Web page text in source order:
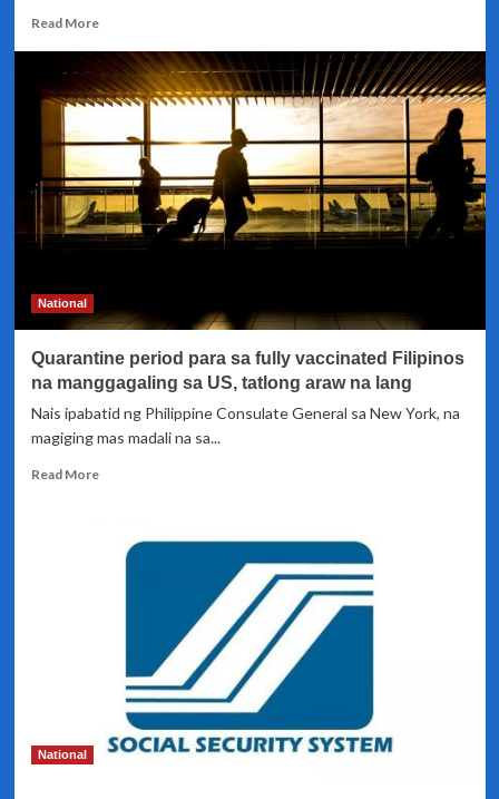
Read MoreRead
about
Operasyon
ng
1,
sususpendihin
ng
tatlong
Linggo
works
National
Quarantine period para sa fully vaccinated Filipinos
na manggagaling sa US, tatlong araw na lang
Nais ipabatid ng Philippine Consulate General sa New York, na
magiging mas madali na sa...
Read MoreRead
period
manggagaling
US,
National